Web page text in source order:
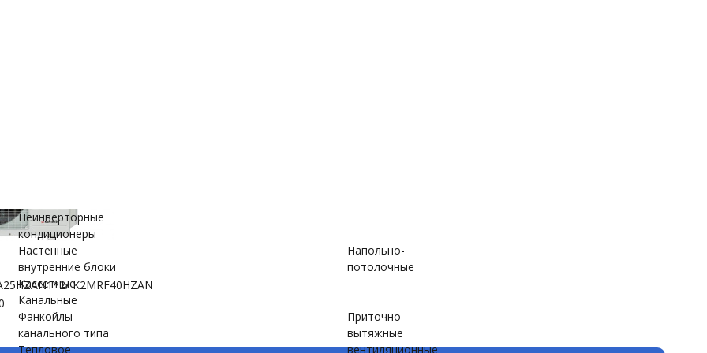
Неинверторные
кондиционеры
Настенные
внутренние блоки
Кассетные
Канальные
Напольно-
потолочные
Фанкойлы
канального типа
Тепловое
Приточно-
вытяжные
вентиляционные
K2MRF40HZAN